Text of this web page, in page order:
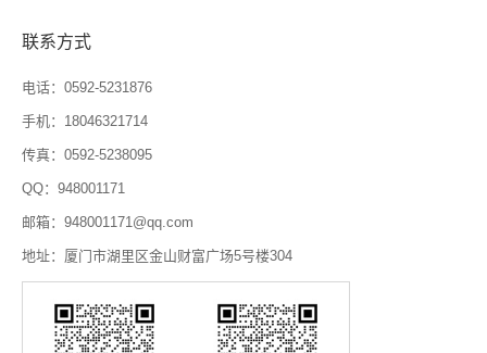
联系方式
电话：0592-5231876
手机：18046321714
传真：0592-5238095
QQ：948001171
邮箱：948001171@qq.com
地址：厦门市湖里区金山财富广场5号楼304